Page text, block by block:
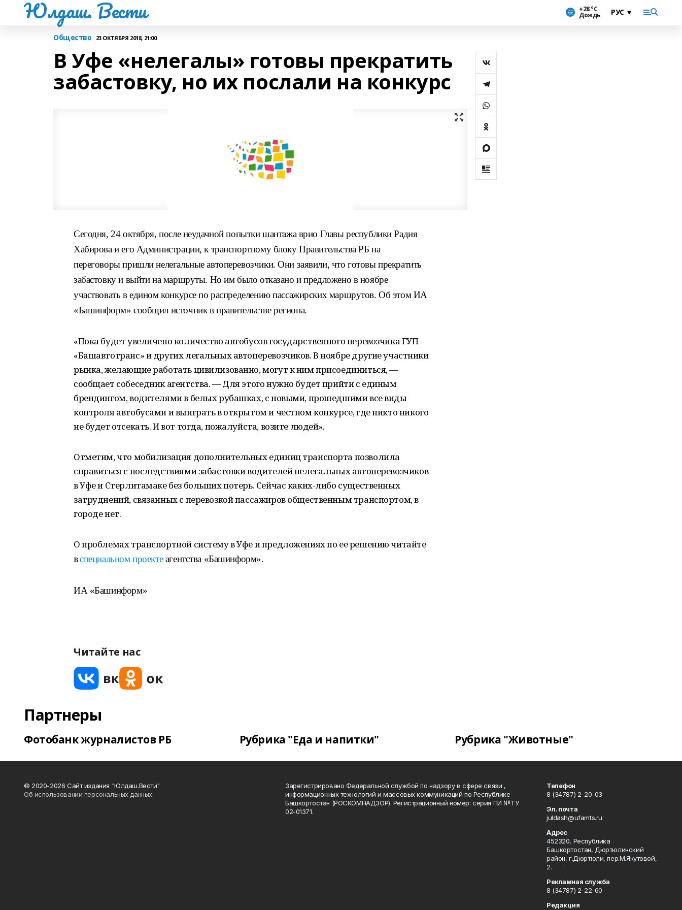
Юлдаш. Вести +28 °С
Дождь
Общество 23 ОКТЯБРЯ 2018, 21:00
В Уфе «нелегалы» готовы прекратить
забастовку, но их послали на конкурс
Сегодня, 24 октября, после неудачной попытки шантажа врио Главы республики Радия
Хабирова и его Администрации, к транспортному блоку Правительства РБ на
переговоры пришли нелегальные автоперевозчики. Они заявили, что готовы прекратить
забастовку и выйти на маршруты. Но им было отказано и предложено в ноябре
участвовать в едином конкурсе по распределению пассажирских маршрутов. Об этом ИА
«Башинформ» сообщил источник в правительстве региона.
«Пока будет увеличено количество автобусов государственного перевозчика ГУП
«Башавтотранс» и других легальных автоперевозчиков. В ноябре другие участники
рынка, желающие работать цивилизованно, могут к ним присоединиться, —
сообщает собеседник агентства. — Для этого нужно будет прийти с единым
брендингом, водителями в белых рубашках, с новыми, прошедшими все виды
контроля автобусами и выиграть в открытом и честном конкурсе, где никто никого
не будет отсекать. И вот тогда, пожалуйста, возите людей».
Отметим, что мобилизация дополнительных единиц транспорта позволила
справиться с последствиями забастовки водителей нелегальных автоперевозчиков
в Уфе и Стерлитамаке без больших потерь. Сейчас каких-либо существенных
затруднений, связанных с перевозкой пассажиров общественным транспортом, в
городе нет.
О проблемах транспортной систему в Уфе и предложениях по ее решению читайте
вспециальном проекте агентства «Башинформ».
ИА «Башинформ»
Читайте нас
Партнеры
Фотобанк журналистов РБ Рубрика "Еда и напитки" Рубрика "Животные"
© 2020-2026 Сайт издания "Юлдаш.Вести"
Об использовании персональных данных
Зарегистрировано Федеральной службой по надзору в сфере связи ,
информационных технологий и массовых коммуникаций по Республике
Башкортостан (РОСКОМНАДЗОР). Регистрационный номер: серия ПИ №ТУ
02-01371.
Телефон
8 (34787) 2-20-03
Эл. почта
juldash@ufamts.ru
Адрес
452320, Республика
Башкортостан, Дюртюлинский
район, г.Дюртюли, пер.М.Якутовой,
2.
Рекламная служба
8 (34787) 2-22-60
Редакция